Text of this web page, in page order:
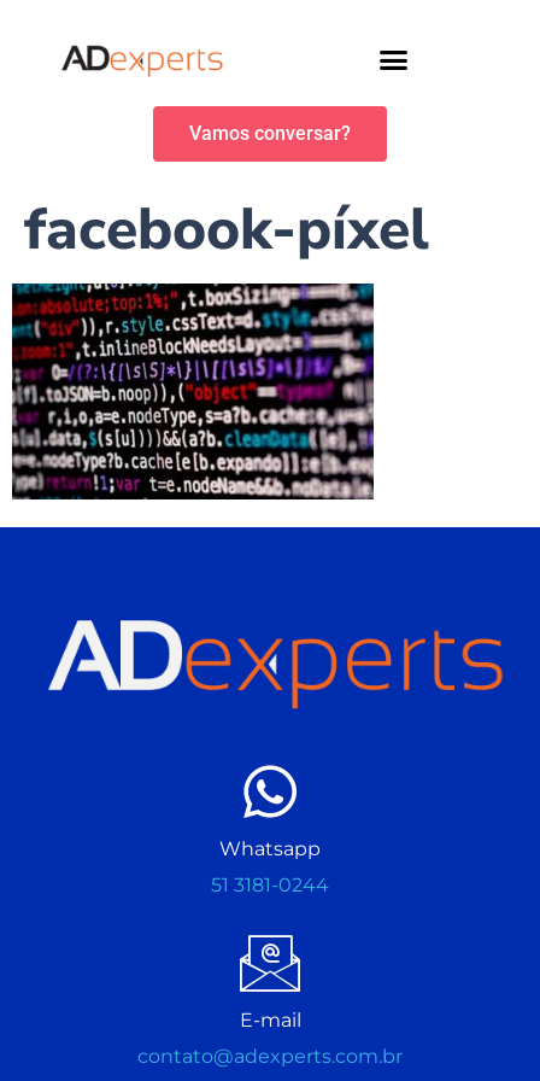
Vamos conversar?
facebook-píxel
Whatsapp
51 3181-0244
E-mail
contato@adexperts.com.br